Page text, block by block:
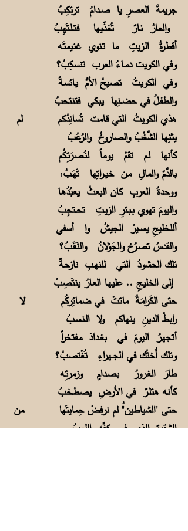
جريمةَ العصرِ يا صــدامُ ترتكِبُ
والعـارُ نـارٌ تُغـذّيها فتــلـتَهِبُ
أقطرةُ الـزيتِ ما تـنوي غنيمتَـه
وفي الكويت دمــاءُ العرب تنسكِبُ؟
وفي الكويتُ تصيحُ الأمُّ يـائسـةً
والطفـلُ في حضــنِها يبكي فتنتحبُ
هذي الكويتُ التي قـامت تُسانِدُكم لم
يثنِهـا الشَّغْبُ والصاروخُ والرُعُبُ
كأنها لـم تقمْ يوماً لنُـصـرَتِـكُم
بالدَّمّ والمالِ مـن خيــراتِها تَهَـبُ1
ووحدةُ العربِ كان البعثُ يعبُدُهـا
واليومَ تهوي بـبـئرِ الزيـتِ تحــتجِبُ
أللخليجِ يـســيرُ الجيشُ وا أسفي
والقدسُ تصـرُخ والجَوْلانُ والنَـقَـبُ؟
تلك الحشودُ التي للنهـبِ نازحـةٌ
إلى الخليجِ .. عليهـا العـارُ ينتَصِبُ
حتى الكَرامَـةُ ماتتْ في ضمائِركُم لا
رابطُ الدينِ ينهاكم ولا الـنـسـبُ
أتجهرُ اليومَ في بغــدادَ مـفتخراً
وتلك أُختُك في الجــهراءِ تُغْتصبُ؟
طارَ الغـرورُ بصـدامٍ وزمرتِـه
كأنـه هتلـرٌ في الأرضِ يصطـخبُ
حتى "الشياطين"ُ لم نرفضْ حِمايتَها من
الشقيـقِ الـذي في كـفِّه اللهبُ